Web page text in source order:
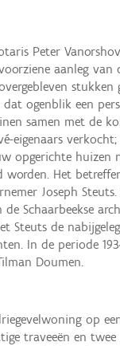
Peter
aanleg van
ogenblik een
samen met de
eigenaars
opgerichte huizen
Het
Joseph
Schaarbeekse
Steuts de
In de periode
Doumen.
op
traveeën en